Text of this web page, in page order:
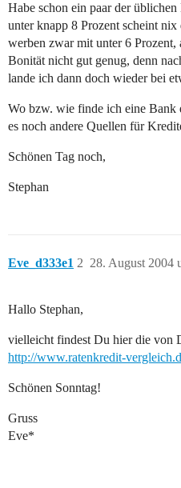
Habe schon ein paar der
unter knapp 8 Prozent scheint
werben zwar mit unter 6 Prozent,
Bonität nicht gut genug, denn
lande ich dann doch wieder bei
Wo bzw. wie finde ich eine Bank
es noch andere Quellen für
Schönen Tag noch,
Stephan
Eve_d333e1 28. August 2004
2
Hallo Stephan,
vielleicht findest Du hier die von
http://www.ratenkredit-
Schönen Sonntag!
Gruss
Eve*